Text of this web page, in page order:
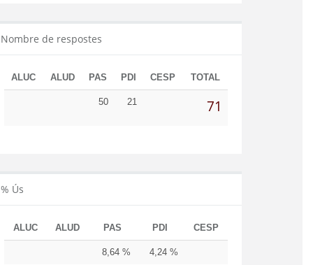
Nombre de respostes
ALUC ALUD PAS PDI CESP TOTAL
50 21 71
% Ús
ALUC ALUD PAS PDI CESP
8,64 % 4,24 %